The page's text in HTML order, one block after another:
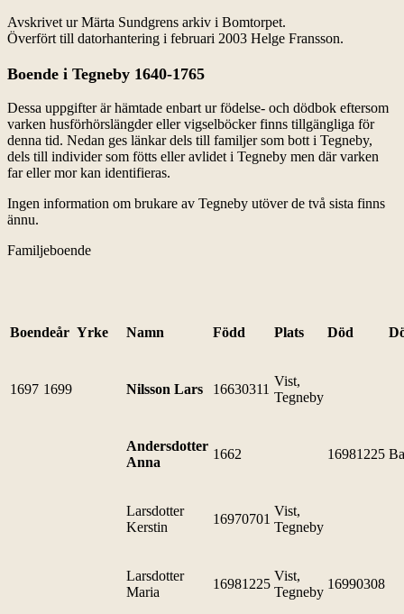
Avskrivet ur Märta Sundgrens arkiv i Bomtorpet.
Överfört till datorhantering i februari 2003 Helge Fransson.
Boende i Tegneby 1640-1765
Dessa uppgifter är hämtade enbart ur födelse- och dödbok eftersom
varken husförhörslängder eller vigselböcker finns tillgängliga för
denna tid. Nedan ges länkar dels till familjer som bott i Tegneby,
dels till individer som fötts eller avlidet i Tegneby men där varken
far eller mor kan identifieras.
Ingen information om brukare av Tegneby utöver de två sista finns
ännu.
Familjeboende
Boendeår Yrke Namn Född Plats Död
1697 1699 Nilsson Lars 16630311
Vist,
Tegneby
Andersdotter
Anna
1662 16981225
Larsdotter
Kerstin
16970701
Vist,
Tegneby
Larsdotter
Maria
16981225
Vist,
Tegneby
16990308